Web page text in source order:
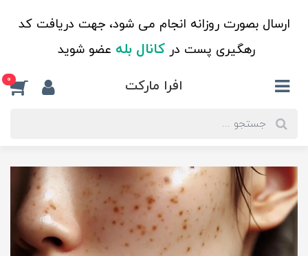
ارسال بصورت روزانه انجام می شود، جهت دریافت کد
رهگیری پست درکانال بله عضو شوید
افرا مارکت 0